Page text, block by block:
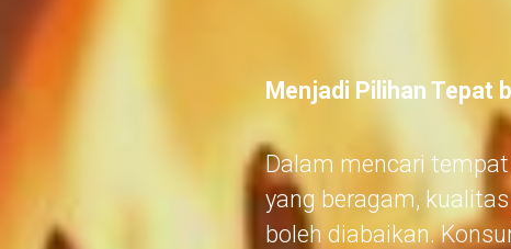
Menjadi Pilihan Tepat
Dalam mencari
yang beragam,
boleh diabaikan.